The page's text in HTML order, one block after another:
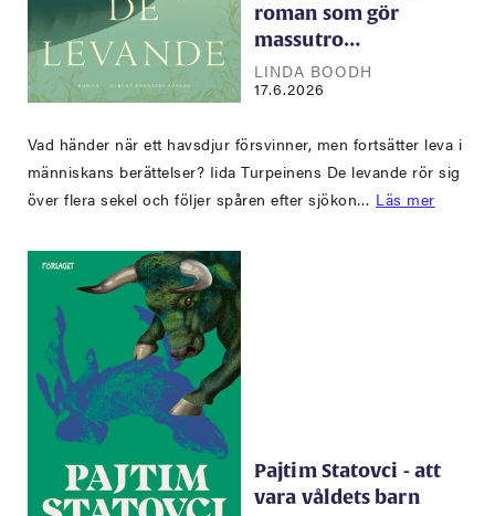
roman som gör
massutro…
LINDA BOODH
17.6.2026
Vad händer när ett havsdjur försvinner, men fortsätter leva i
människans berättelser? Iida Turpeinens De levande rör sig
över flera sekel och följer spåren efter sjökon… Läs mer
Pajtim Statovci - att
vara våldets barn